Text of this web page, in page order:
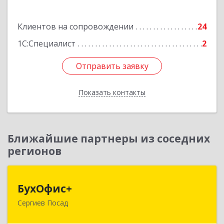
Клиентов на сопровождении
24
1С:Специалист
2
Отправить заявку
Показать контакты
Подробнее
Отправить заявку
Назад
Ближайшие партнеры из соседних
регионов
БухОфис+
Сергиев Посад
141304, Московская обл, Сергиево-Посадский